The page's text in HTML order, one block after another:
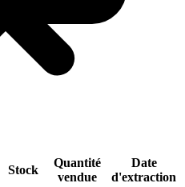
Stock
Quantité
vendue
Date
d'extraction